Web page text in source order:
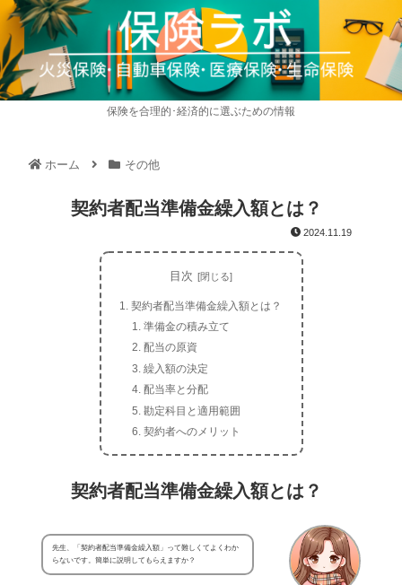
保険を合理的･経済的に選ぶための情報
ホーム その他
契約者配当準備金繰入額とは？
2024.11.19
目次
契約者配当準備金繰入額とは？
準備金の積み立て
配当の原資
繰入額の決定
配当率と分配
勘定科目と適用範囲
契約者へのメリット
契約者配当準備金繰入額とは？
先生、「契約者配当準備金繰入額」って難しくてよくわか
らないです。簡単に説明してもらえますか？